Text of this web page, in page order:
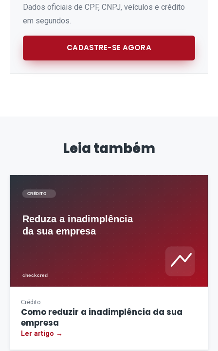
Dados oficiais de CPF, CNPJ, veículos e crédito
em segundos.
CADASTRE-SE AGORA
Leia também
Crédito
Como reduzir a inadimplência da sua
empresa
Ler artigo →